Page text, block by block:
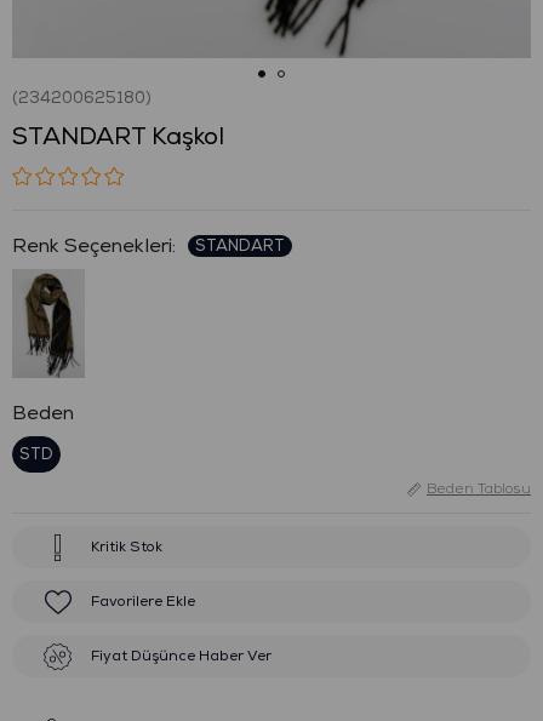
(234200625180)
STANDART Kaşkol
:
Beden
STD
Beden Tablosu
Kritik Stok
Favorilere Ekle
Fiyat Düşünce Haber Ver